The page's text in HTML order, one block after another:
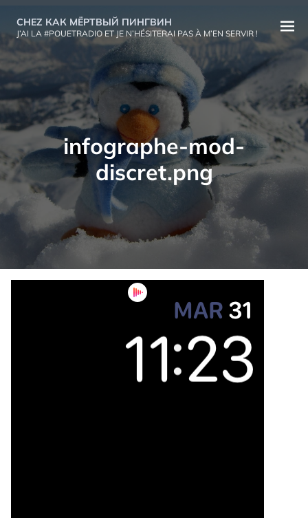
contenu
CHEZ КАК МЁРТВЫЙ ПИНГВИН
J’AI LA #POUETRADIO ET JE N’HÉSITERAI PAS À M’EN SERVIR !
le
infographe-mod-
discret.png